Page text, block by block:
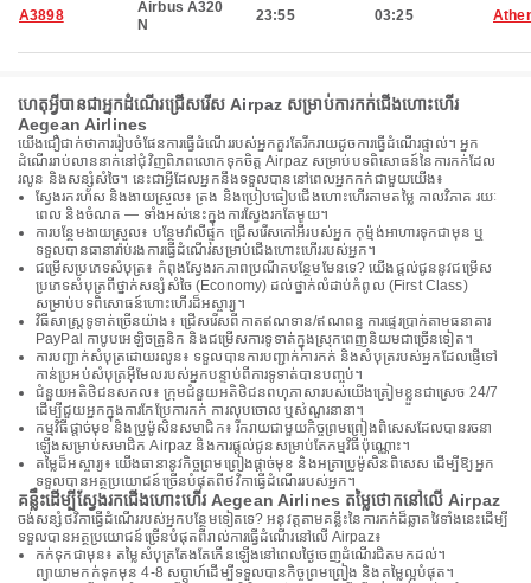
A3898
Airbus A320
N
23:55 03:25
ហេតុអ្វីបានជាអ្នកដំណើរជ្រើសរើស Airpaz សម្រាប់ការកក់ជើងហោះហើរ
Aegean Airlines
យើងជឿជាក់ថាការរៀបចំផែនការធ្វើដំណើររបស់អ្នកគួរតែរីករាយដូចការធ្វើដំណើរផ្ទាល់។ អ្នក
ដំណើររាប់លាននាក់នៅជុំវិញពិភពលោកទុកចិត្ត Airpaz សម្រាប់បទពិសោធន៍នៃការកក់ដែល
រលូន និងសន្សំសំចៃ។ នេះជាអ្វីដែលអ្នកនឹងទទួលបាននៅពេលអ្នកកក់ជាមួយយើង៖
ស្វែងរករហ័ស និងងាយស្រួល៖ ត្រង និងប្រៀបធៀបជើងហោះហើរតាមតម្លៃ កាលវិភាគ រយៈ
ពេល និងចំណត — ទាំងអស់នេះក្នុងការស្វែងរកតែមួយ។
ការបន្ថែមងាយស្រួល៖ បន្ថែមវ៉ាលីផ្ទុក ជ្រើសរើសកៅអីរបស់អ្នក កុម្ម៉ង់អាហារទុកជាមុន ឬ
ទទួលបានធានារ៉ាប់រងការធ្វើដំណើរសម្រាប់ជើងហោះហើររបស់អ្នក។
ជម្រើសប្រភេទសំបុត្រ៖ កំពុងស្វែងរកភាពប្រណីតបន្ថែមមែនទេ? យើងផ្តល់ជូននូវជម្រើស
ប្រភេទសំបុត្រពីថ្នាក់សន្សំសំចៃ (Economy) ដល់ថ្នាក់លំដាប់កំពូល (First Class)
សម្រាប់បទពិសោធន៍ហោះហើរដ៏អស្ចារ្យ។
វិធីសាស្រ្តទូទាត់ច្រើនយ៉ាង៖ ជ្រើសរើសពីកាតឥណទាន/ឥណពន្ធ ការផ្ទេរប្រាក់តាមធនាគារ
PayPal កាបូបអេឡិចត្រូនិក និងជម្រើសការទូទាត់ក្នុងស្រុកពេញនិយមជាច្រើនទៀត។
ការបញ្ជាក់សំបុត្រដោយរលូន៖ ទទួលបានការបញ្ជាក់ការកក់ និងសំបុត្ររបស់អ្នកដែលផ្ញើទៅ
កាន់ប្រអប់សំបុត្រអ៊ីមែលរបស់អ្នកបន្ទាប់ពីការទូទាត់បានបញ្ចប់។
ជំនួយអតិថិជនសកល៖ ក្រុមជំនួយអតិថិជនពហុភាសារបស់យើងត្រៀមខ្លួនជាស្រេច 24/7
ដើម្បីជួយអ្នកក្នុងការកែប្រែការកក់ ការលុបចោល ឬសំណួរនានា។
កម្មវិធីផ្តាច់មុខ និងប្រូម៉ូសិនសមាជិក៖ រីករាយជាមួយកិច្ចព្រមព្រៀងពិសេសដែលបានរចនា
ឡើងសម្រាប់សមាជិក Airpaz និងការផ្តល់ជូនសម្រាប់តែកម្មវិធីប៉ុណ្ណោះ។
តម្លៃដ៏អស្ចារ្យ៖ យើងធានានូវកិច្ចព្រមព្រៀងផ្តាច់មុខ និងអត្រាប្រូម៉ូសិនពិសេស ដើម្បីឱ្យអ្នក
ទទួលបានអត្ថប្រយោជន៍ច្រើនបំផុតពីថវិកាធ្វើដំណើររបស់អ្នក។
គន្លឹះដើម្បីស្វែងរកជើងហោះហើរ Aegean Airlines តម្លៃថោកនៅលើ Airpaz
ចង់សន្សំថវិកាធ្វើដំណើររបស់អ្នកបន្ថែមទៀតទេ? អនុវត្តតាមគន្លឹះនៃការកក់ដ៏ឆ្លាតវៃទាំងនេះដើម្បី
ទទួលបានអត្ថប្រយោជន៍ច្រើនបំផុតពីរាល់ការធ្វើដំណើរនៅលើ Airpaz៖
កក់ទុកជាមុន៖ តម្លៃសំបុត្រតែងតែកើនឡើងនៅពេលថ្ងៃចេញដំណើរជិតមកដល់។
ព្យាយាមកក់ទុកមុន 4-8 សប្តាហ៍ដើម្បីទទួលបានកិច្ចព្រមព្រៀង និងតម្លៃល្អបំផុត។